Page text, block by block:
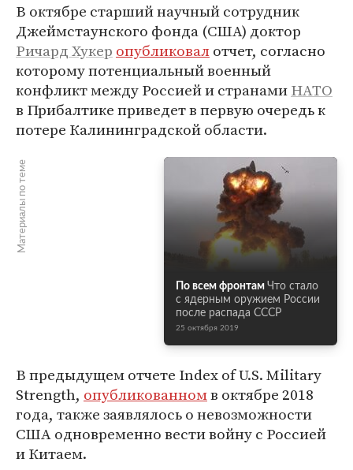
В октябре старший научный сотрудник
Джеймстаунского фонда (США) доктор
Ричард Хукер опубликовалотчет, согласно
которому потенциальный военный
конфликт между Россией и странамиНАТО
в Прибалтике приведет в первую очередь к
потере Калининградской области.
Материалы по теме
По всем фронтам Что стало
с ядерным оружием России
после распада СССР
25 октября 2019
В предыдущем отчете Index of U.S. Military
Strength, опубликованномв октябре 2018
года, также заявлялось о невозможности
США одновременно вести войну с Россией
и Китаем.